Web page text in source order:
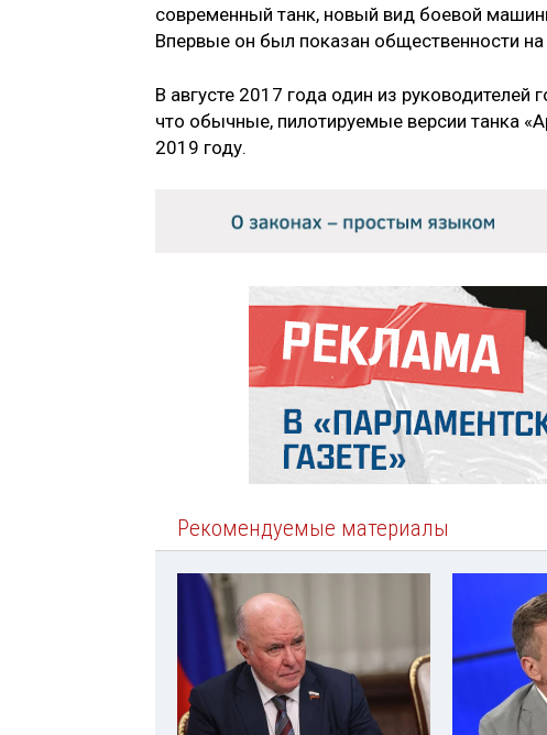
современный танк, новый вид боевой
Впервые он был показан общественности
В августе 2017 года один из руководителей
что обычные, пилотируемые версии танка
2019 году.
Рекомендуемые материалы